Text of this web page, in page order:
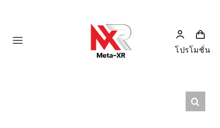
Toggle
โปรโมชั่น